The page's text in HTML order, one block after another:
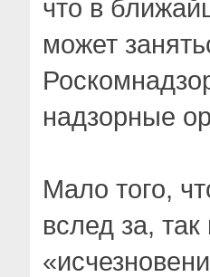
что в
может
надзорные
Мало того,
вслед за,